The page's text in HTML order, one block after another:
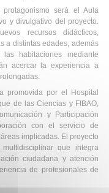
será el Aula
y divulgativo del proyecto.
recursos didácticos,
a distintas edades, además
habitaciones mediante
acercar la experiencia a
promovida por el Hospital
de las Ciencias y FIBAO,
y Participación
con el servicio de
implicadas. El proyecto
que integra
ciudadana y atención
de profesionales de